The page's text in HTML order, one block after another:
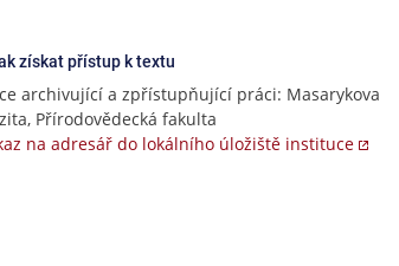
získat přístup k textu
archivující a zpřístupňující práci: Masarykova
Přírodovědecká fakulta
na adresář do lokálního úložiště instituce